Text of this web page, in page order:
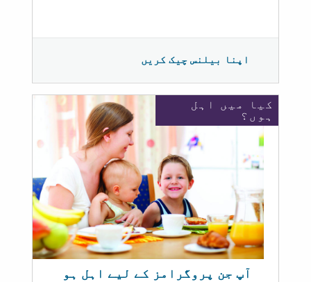
اپنا بیلنس چیک کریں
کیا میں اہل
ہوں؟
آپ جن پروگرامز کے لیے اہل ہو